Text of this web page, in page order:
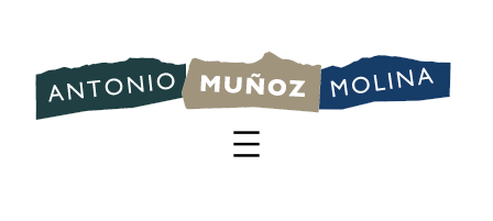
contenido